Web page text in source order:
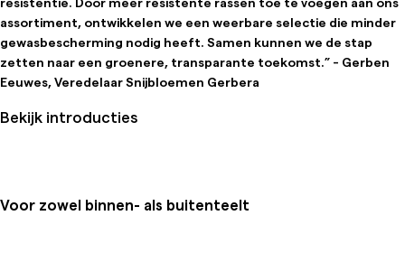
assortiment, ontwikkelen we een weerbare selectie die minder
gewasbescherming nodig heeft. Samen kunnen we de stap
zetten naar een groenere, transparante toekomst.” - Gerben
Eeuwes, Veredelaar Snijbloemen Gerbera
Bekijk introducties
Voor zowel binnen- als buitenteelt